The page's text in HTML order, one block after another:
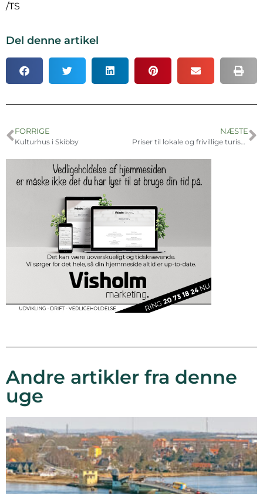
/TS
Del denne artikel
FORRIGE
Kulturhus i Skibby
NÆSTE
Priser til lokale og frivillige turismeaktører
Andre artikler fra denne
uge